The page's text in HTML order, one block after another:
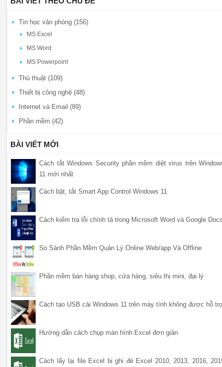
Tin học văn phòng (156)
MS Excel
MS Word
MS Powerpoint
Thủ thuật (109)
Thiết bị công nghệ (48)
Internet và Email (89)
Phần mềm (42)
BÀI VIẾT MỚI
Cách tắt Windows Security phần mềm diệt virus trên
11 mới nhất
Cách bật, tắt Smart App Control Windows 11
Cách kiểm tra lỗi chính tả trong Microsoft Word và Google
So Sánh Phần Mềm Quản Lý Online Web/app Và Offline
Phần mềm bán hàng shop, cửa hàng, siêu thị mini, đại lý
Cách tạo USB cài Windows 11 trên máy tính không được hỗ
Hướng dẫn cách chụp màn hình Excel đơn giản
Cách lấy lại file Excel bị ghi đè Excel 2010, 2013, 2016,